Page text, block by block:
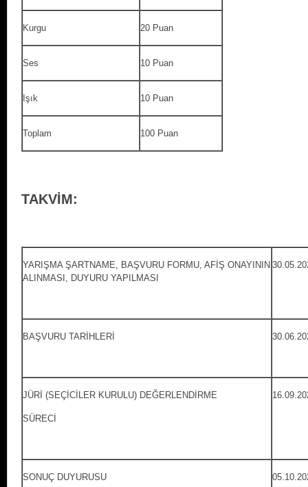
Kurgu 20 Puan
Ses 10 Puan
Işık 10 Puan
Toplam 100 Puan
TAKVİM:
YARIŞMA ŞARTNAME, BAŞVURU FORMU, AFİŞ ONAYININ
ALINMASI, DUYURU YAPILMASI
BAŞVURU TARİHLERİ
JÜRİ (SEÇİCİLER KURULU) DEĞERLENDİRMЕ
SÜRECİ
SONUÇ DUYURUSU